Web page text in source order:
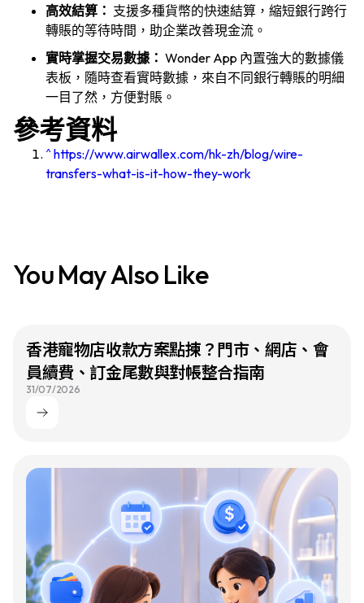
高效結算： 支援多種貨幣的快速結算，縮短銀行跨行
轉賬的等待時間，助企業改善現金流。
實時掌握交易數據： Wonder App 內置強大的數據儀
表板，隨時查看實時數據，來自不同銀行轉賬的明細
一目了然，方便對賬。
參考資料
^https://www.airwallex.com/hk-zh/blog/wire-
transfers-what-is-it-how-they-work
You May Also Like
香港寵物店收款方案點揀？門市、網店、會
員續費、訂金尾數與對帳整合指南
31/07/2026